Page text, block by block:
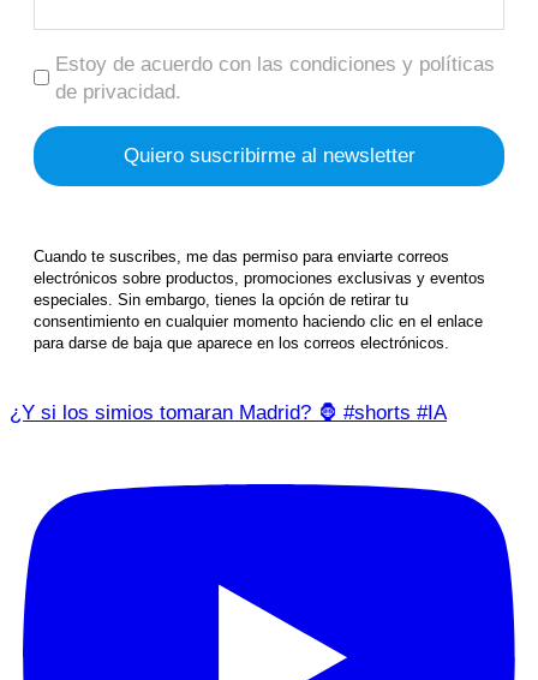
Estoy de acuerdo con las condiciones y políticas
de privacidad.
Cuando te suscribes, me das permiso para enviarte correos
electrónicos sobre productos, promociones exclusivas y eventos
especiales. Sin embargo, tienes la opción de retirar tu
consentimiento en cualquier momento haciendo clic en el enlace
para darse de baja que aparece en los correos electrónicos.
¿Y si los simios tomaran Madrid? 🦍 #shorts #IA